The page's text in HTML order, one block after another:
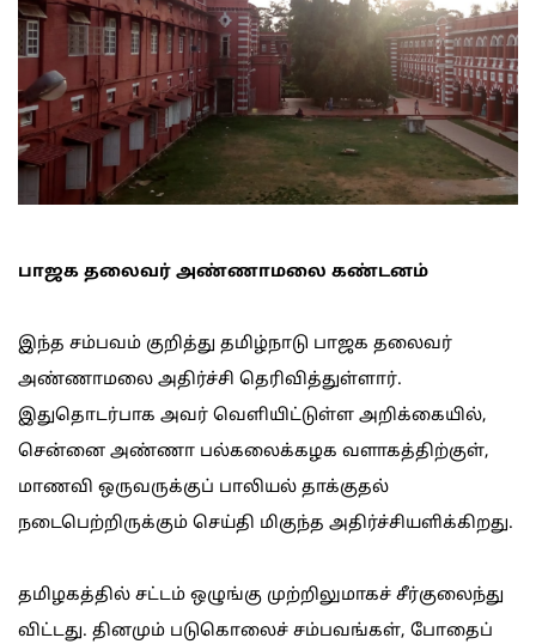
பாஜக தலைவர் அண்ணாமலை கண்டனம்
இந்த சம்பவம் குறித்து தமிழ்நாடு பாஜக தலைவர்
அண்ணாமலை அதிர்ச்சி தெரிவித்துள்ளார்.
இதுதொடர்பாக அவர் வெளியிட்டுள்ள அறிக்கையில்,
சென்னை அண்ணா பல்கலைக்கழக வளாகத்திற்குள்,
மாணவி ஒருவருக்குப் பாலியல் தாக்குதல்
நடைபெற்றிருக்கும் செய்தி மிகுந்த அதிர்ச்சியளிக்கிறது.
தமிழகத்தில் சட்டம் ஒழுங்கு முற்றிலுமாகச் சீர்குலைந்து
விட்டது. தினமும் படுகொலைச் சம்பவங்கள், போதைப்